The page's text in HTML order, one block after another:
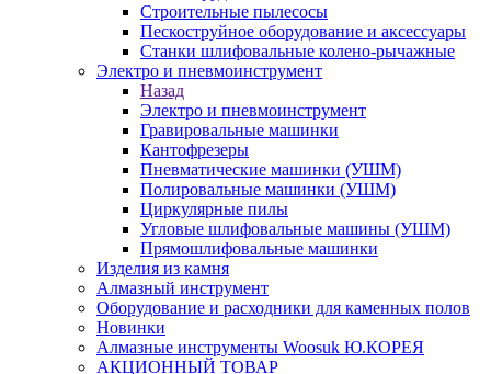
Строительные пылесосы
Пескоструйное оборудование и аксессуары
Станки шлифовальные колено-рычажные
Электро и пневмоинструмент
Назад
Электро и пневмоинструмент
Гравировальные машинки
Кантофрезеры
Пневматические машинки (УШМ)
Полировальные машинки (УШМ)
Циркулярные пилы
Угловые шлифовальные машины (УШМ)
Прямошлифовальные машинки
Изделия из камня
Алмазный инструмент
Оборудование и расходники для каменных полов
Новинки
Алмазные инструменты Woosuk Ю.КОРЕЯ
АКЦИОННЫЙ ТОВАР